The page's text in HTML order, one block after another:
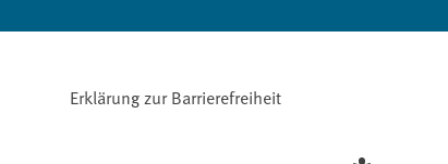
Erklärung zur Barrierefreiheit